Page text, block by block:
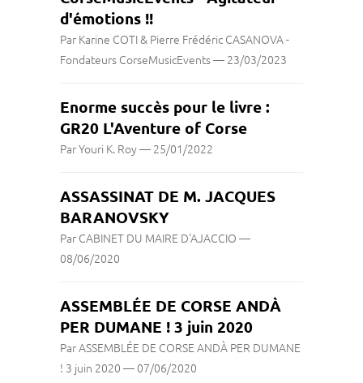
d'émotions !!
Par Karine COTI & Pierre Frédéric CASANOVA -
Fondateurs CorseMusicEvents— 23/03/2023
Enorme succès pour le livre :
GR20 L'Aventure of Corse
Par Youri K. Roy— 25/01/2022
ASSASSINAT DE M. JACQUES
BARANOVSKY
Par CABINET DU MAIRE D'AJACCIO —
08/06/2020
ASSEMBLÉE DE CORSE ANDÀ
PER DUMANE ! 3 juin 2020
Par ASSEMBLÉE DE CORSE ANDÀ PER DUMANE
! 3 juin 2020 — 07/06/2020